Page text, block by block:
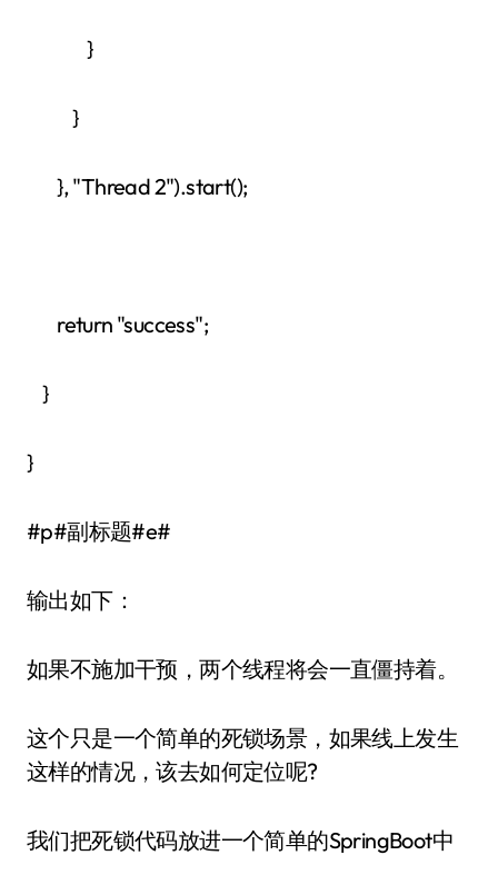
}
}
}, "Thread 2").start();
return "success";
}
}
#p#副标题#e#
输出如下：
如果不施加干预，两个线程将会一直僵持着。
这个只是一个简单的死锁场景，如果线上发生
这样的情况，该去如何定位呢?
我们把死锁代码放进一个简单的SpringBoot中